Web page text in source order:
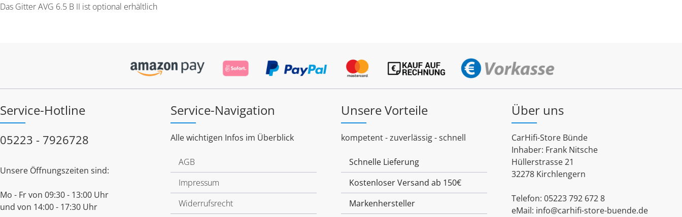
Das Gitter AVG 6.5 B II ist optional erhältlich
Service-Hotline
05223 - 7926728
Unsere Öffnungszeiten sind:
Mo - Fr von 09:30 - 13:00 Uhr
und von 14:00 - 17:30 Uhr
Service-Navigation
Alle wichtigen Infos im Überblick
AGB
Impressum
Widerrufsrecht
Unsere Vorteile
kompetent - zuverlässig - schnell
Schnelle Lieferung
Kostenloser Versand ab 150€
Markenhersteller
Über uns
CarHifi-Store Bünde
Inhaber: Frank Nitsche
Hüllerstrasse 21
32278 Kirchlengern
Telefon: 05223 792 672 8
eMail: info@carhifi-store-buende.de